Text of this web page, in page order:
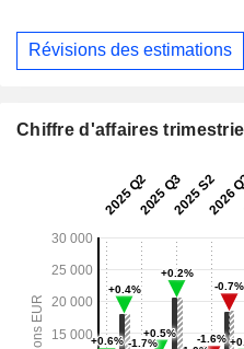
Révisions des estimations
Chiffre d'affaires